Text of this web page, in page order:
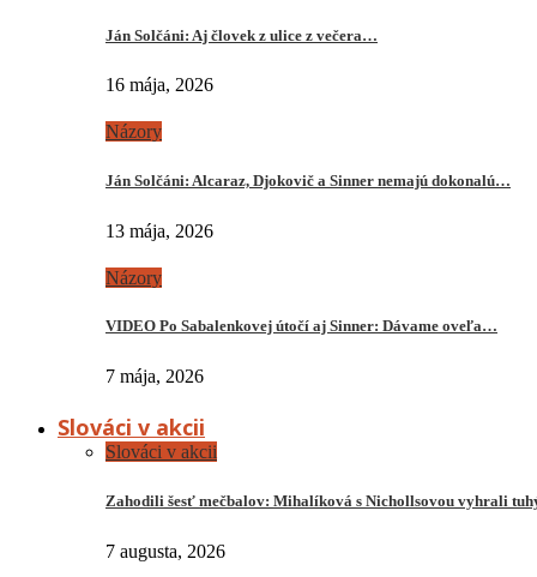
Ján Solčáni: Aj človek z ulice z večera…
16 mája, 2026
Názory
Ján Solčáni: Alcaraz, Djokovič a Sinner nemajú dokonalú…
13 mája, 2026
Názory
VIDEO Po Sabalenkovej útočí aj Sinner: Dávame oveľa…
7 mája, 2026
Slováci v akcii
Slováci v akcii
Zahodili šesť mečbalov: Mihalíková s Nichollsovou vyhrali
7 augusta, 2026